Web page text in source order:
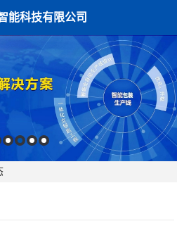
能科技有限公司